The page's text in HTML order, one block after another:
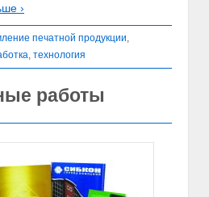
›
печатной продукции
технология
работы